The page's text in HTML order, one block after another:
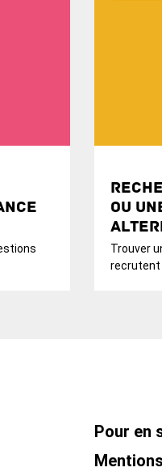
ou
Trouver
recrutent
Pour en